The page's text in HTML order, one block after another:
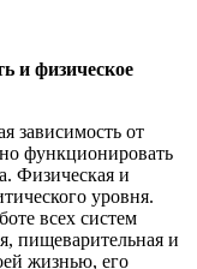
и физическое
зависимость от
функционировать
Физическая и
уровня.
всех систем
пищеварительная и
жизнью, его